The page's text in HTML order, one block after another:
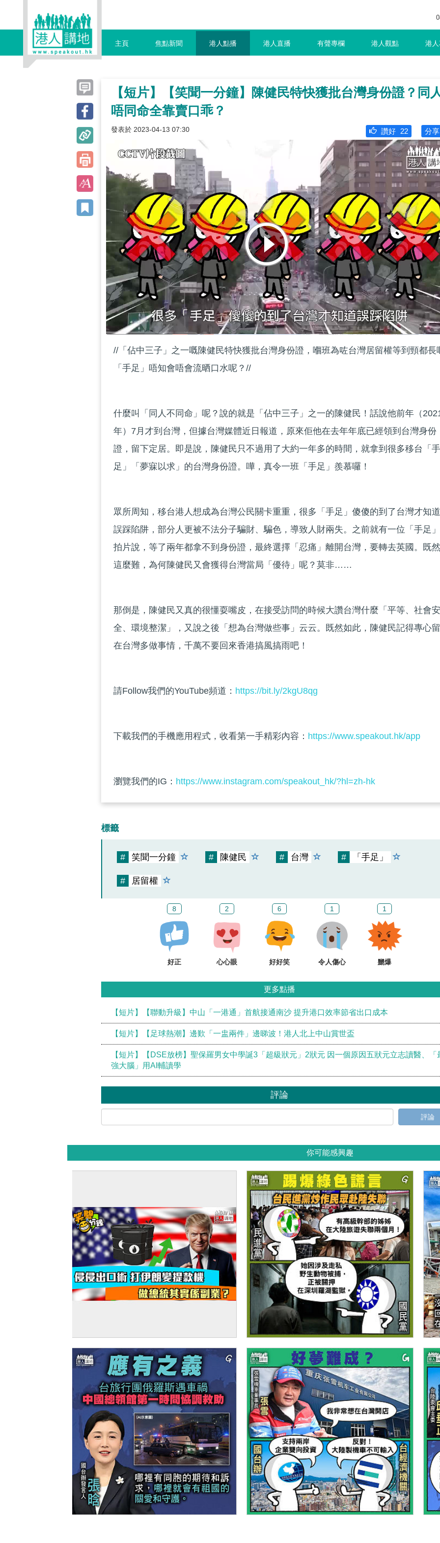
主頁 焦點新聞 港人點播 港人直播 有聲專欄 港人觀點 港
【短片】【笑聞一分鐘】陳健民特快獲批台灣身份證？同
唔同命全靠賣口乖？
發表於 2023-04-13 07:30 分享
讚好 22
//「佔中三子」之一嘅陳健民特快獲批台灣身份證，嗰班為咗台灣居留權等到頸都長
「手足」唔知會唔會流晒口水呢？//
什麼叫「同人不同命」呢？說的就是「佔中三子」之一的陳健民！話說他前年（
年）7月才到台灣，但據台灣媒體近日報道，原來佢他在去年年底已經領到台灣身份
證，留下定居。即是說，陳健民只不過用了大約一年多的時間，就拿到很多移台「手
足」「夢寐以求」的台灣身份證。嘩，真令一班「手足」羨慕囉！
眾所周知，移台港人想成為台灣公民關卡重重，很多「手足」傻傻的到了台灣才知道
誤踩陷阱，部分人更被不法分子騙財、騙色，導致人財兩失。之前就有一位「手足」
拍片說，等了兩年都拿不到身份證，最終選擇「忍痛」離開台灣，要轉去英國。既然
這麼難，為何陳健民又會獲得台灣當局「優待」呢？莫非……
那倒是，陳健民又真的很懂耍嘴皮，在接受訪問的時候大讚台灣什麼「平等、社會安
全、環境整潔」，又說之後「想為台灣做些事」云云。既然如此，陳健民記得專心留
在台灣多做事情，千萬不要回來香港搞風搞雨吧！
請Follow我們的YouTube頻道： https://bit.ly/2kgU8qg
下載我們的手機應用程式，收看第一手精彩內容： https://www.speakout.hk/app
瀏覽我們的IG： https://www.instagram.com/speakout_hk/?hl=zh-hk
標籤
# 笑聞一分鐘 # 陳健民 # 台灣 # 「手足」
# 居留權
8
好正
2
心心眼
6
好好笑
1
令人傷心
1
嬲爆
更多點播
【短片】【聯動升級】中山「一港通」首航接通南沙 提升港口效率節省出口成本
【短片】【足球熱潮】邊歎「一盅兩件」邊睇波！港人北上中山賞世盃
【短片】【DSE放榜】聖保羅男女中學誕3「超級狀元」2狀元 因一個原因五狀元立志讀醫、「
強大腦」用AI輔讀學
評論
評論
你可能感興趣
變提款機 做總統其實係副業？